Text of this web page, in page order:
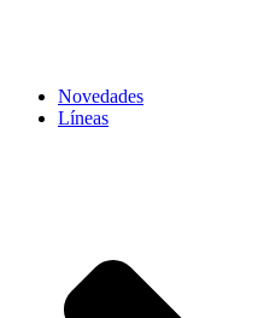
Novedades
Líneas